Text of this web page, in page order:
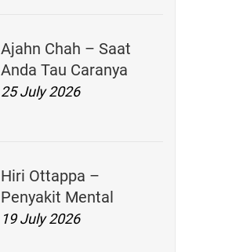
Ajahn Chah – Saat
Anda Tau Caranya
25 July 2026
Hiri Ottappa –
Penyakit Mental
19 July 2026